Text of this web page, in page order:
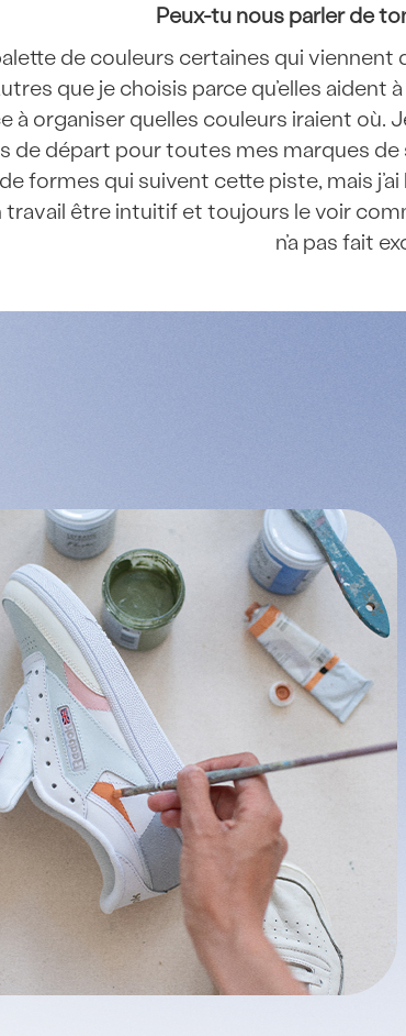
Peux-tu nous parler de
de couleurs certaines qui
que je choisis parce qu’elles
à organiser quelles couleurs iraient
de départ pour toutes mes marques
formes qui suivent cette piste, mais
travail être intuitif et toujours le voir
n’a pas fait